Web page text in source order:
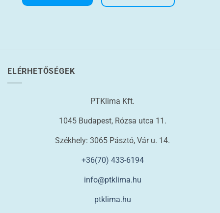
ELÉRHETŐSÉGEK
PTKlima Kft.
1045 Budapest, Rózsa utca 11.
Székhely: 3065 Pásztó, Vár u. 14.
+36(70) 433-6194
info@ptklima.hu
ptklima.hu